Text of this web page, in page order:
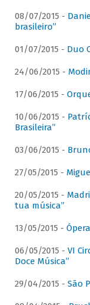
08/07/2015 -
brasileiro”
01/07/2015 - Duo
24/06/2015 -
17/06/2015 -
10/06/2015 -
Brasileira”
03/06/2015 -
27/05/2015 -
20/05/2015 -
tua música”
13/05/2015 -
06/05/2015 - VI
Doce Música”
29/04/2015 - São